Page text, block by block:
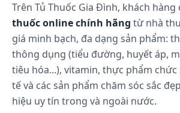
Sản phẩm này không phải là thuốc
chức năng thay thế thuốc chữa
Đọc kỹ hướng dẫn trước khi dùng.
Cách bảo quản:
Bảo quản nơi khô ráo, thoáng mát,
mặt trời trực tiếp.
Trên Tủ Thuốc Gia Đình, khách hàng
thuốc online chính hãng từ nhà
giá minh bạch, đa dạng sản phẩm:
thông dụng (tiểu đường, huyết áp,
tiêu hóa...), vitamin, thực phẩm
tế và các sản phẩm chăm sóc sắc
hiệu uy tín trong và ngoài nước.